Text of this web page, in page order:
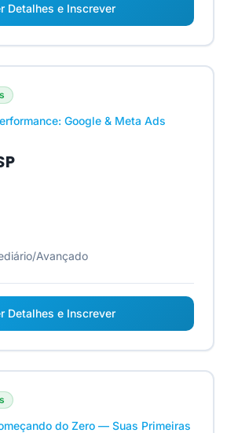
Detalhes e Inscrever
Google & Meta Ads
Avançado
Detalhes e Inscrever
do Zero — Suas Primeiras